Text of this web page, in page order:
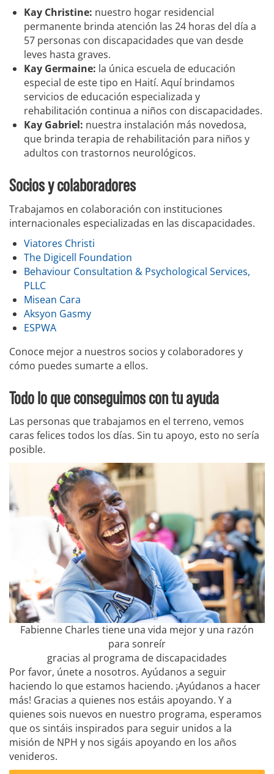
Kay Christine: nuestro hogar residencial
permanente brinda atención las 24 horas del día a
57 personas con discapacidades que van desde
leves hasta graves.
Kay Germaine: la única escuela de educación
especial de este tipo en Haití. Aquí brindamos
servicios de educación especializada y
rehabilitación continua a niños con discapacidades.
Kay Gabriel: nuestra instalación más novedosa,
que brinda terapia de rehabilitación para niños y
adultos con trastornos neurológicos.
Socios y colaboradores
Trabajamos en colaboración con instituciones
internacionales especializadas en las discapacidades.
Viatores Christi
The Digicell Foundation
Behaviour Consultation & Psychological Services,
PLLC
Misean Cara
Aksyon Gasmy
ESPWA
Conoce mejor a nuestros socios y colaboradores y
cómo puedes sumarte a ellos.
Todo lo que conseguimos con tu ayuda
Las personas que trabajamos en el terreno, vemos
caras felices todos los días. Sin tu apoyo, esto no sería
posible.
Fabienne Charles tiene una vida mejor y una razón
para sonreír
gracias al programa de discapacidades
Por favor, únete a nosotros. Ayúdanos a seguir
haciendo lo que estamos haciendo. ¡Ayúdanos a hacer
más! Gracias a quienes nos estáis apoyando. Y a
quienes sois nuevos en nuestro programa, esperamos
que os sintáis inspirados para seguir unidos a la
misión de NPH y nos sigáis apoyando en los años
venideros.